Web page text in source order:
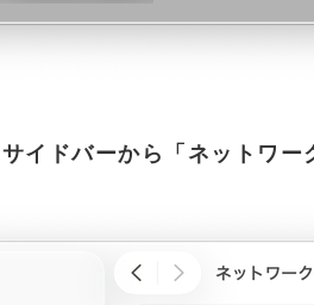
イドバーから「ネットワー